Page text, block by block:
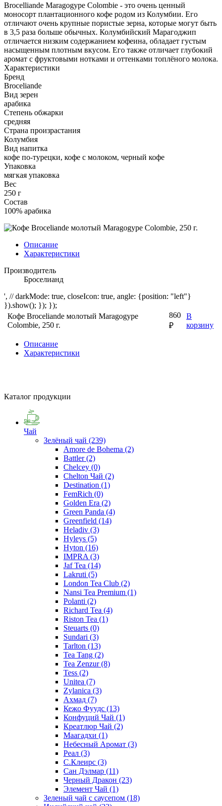
Brocelliande Maragogype Colombie - это очень ценный
моносорт плантационного кофе родом из Колумбии. Его
отличают очень крупные пористые зерна, которые могут быть
в 3,5 раза больше обычных. Колумбийский Марагоджип
отличается низким содержанием кофеина, обладает густым
насыщенным плотным вкусом. Его также отличает глубокий
аромат с фруктовыми нотками и оттенками топлёного молока.
Характеристики
Бренд
Broceliande
Вид зерен
арабика
Степень обжарки
средняя
Страна произрастания
Колумбия
Вид напитка
кофе по-турецки, кофе с молоком, черный кофе
Упаковка
мягкая упаковка
Вес
250 г
Состав
100% арабика
Описание
Характеристики
Производитель
Броселианд
', // darkMode: true, closeIcon: true, angle: {position: "left"}
}).show(); }); });
Кофе Broceliande молотый Maragogype
Colombie, 250 г.
860
₽
В
корзину
Описание
Характеристики
Каталог продукции
Чай
Зелёный чай (239)
Amore de Bohema (2)
Battler(2)
Chelcey (0)
Chelton Чай (2)
Destination (1)
FemRich (0)
Golden Era (2)
Green Panda (4)
Greenfield (14)
Heladiv (3)
Hyleys (5)
Hyton (16)
IMPRA (3)
Jaf Tea (14)
Lakruti (5)
London Tea Club (2)
Nansi Tea Premium (1)
Polanti (2)
Richard Tea (4)
Riston Tea (1)
Steuarts (0)
Sundari (3)
Tarlton (13)
Tea Tang (2)
Tea Zenzur(8)
Tess (2)
Unitea (7)
Zylanica (3)
Ахмад (7)
Кежо Фуудс (13)
Конфуций Чай (1)
Креатлюр Чай (2)
Маагадхи (1)
Небесный Аромат (3)
Реал (3)
С.Клеирс (3)
Сан Дэлмар (11)
Черный Дракон (23)
Элемент Чай (1)
Зеленый чай с саусепом (18)